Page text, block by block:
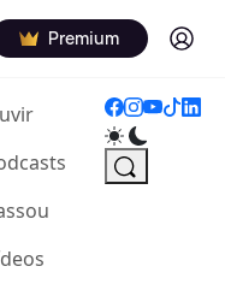
Premium Log in
(current)